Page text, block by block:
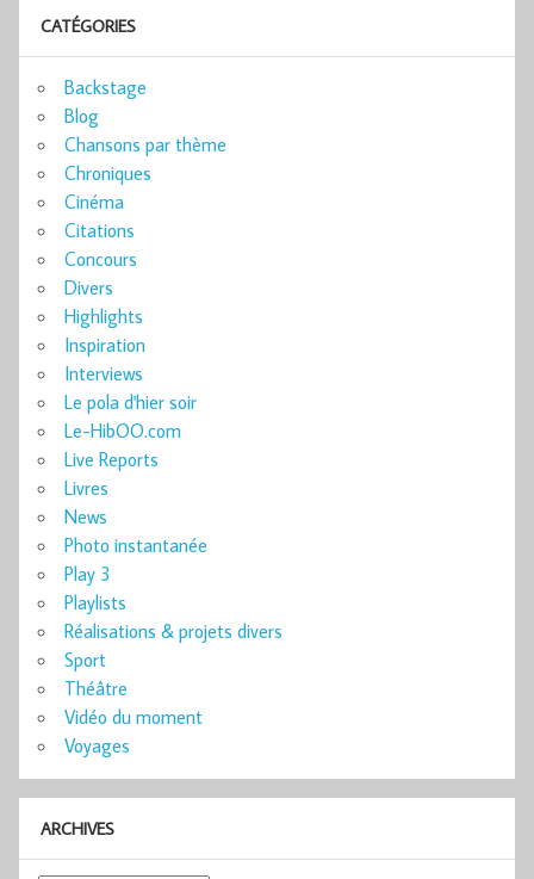
CATÉGORIES
Backstage
Blog
Chansons par thème
Chroniques
Cinéma
Citations
Concours
Divers
Highlights
Inspiration
Interviews
Le pola d'hier soir
Le-HibOO.com
Live Reports
Livres
News
Photo instantanée
Play 3
Playlists
Réalisations & projets divers
Sport
Théâtre
Vidéo du moment
Voyages
ARCHIVES